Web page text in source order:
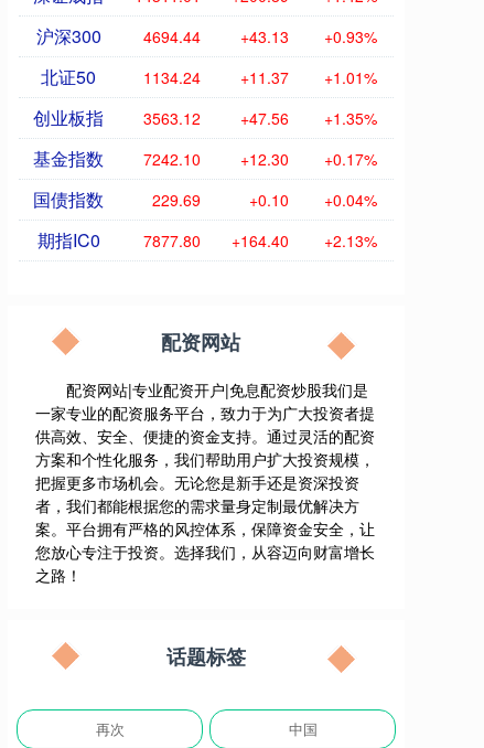
沪深300 4694.44 +43.13 +0.93%
北证50 1134.24 +11.37 +1.01%
创业板指 3563.12 +47.56 +1.35%
基金指数 7242.10 +12.30 +0.17%
国债指数 229.69 +0.10 +0.04%
期指IC0 7877.80 +164.40 +2.13%
配资网站
配资网站|专业配资开户|免息配资炒股我们是
一家专业的配资服务平台，致力于为广大投资者提
供高效、安全、便捷的资金支持。通过灵活的配资
方案和个性化服务，我们帮助用户扩大投资规模，
把握更多市场机会。无论您是新手还是资深投资
者，我们都能根据您的需求量身定制最优解决方
案。平台拥有严格的风控体系，保障资金安全，让
您放心专注于投资。选择我们，从容迈向财富增长
之路！
话题标签
再次 中国